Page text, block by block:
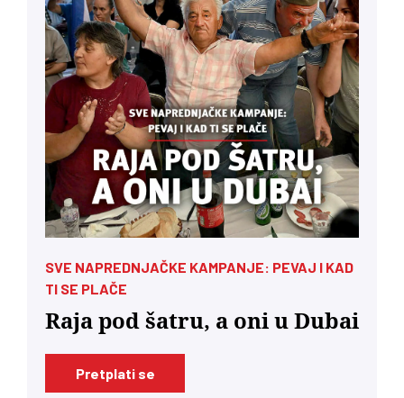
SVE NAPREDNJAČKE KAMPANJE: PEVAJ I KAD
TI SE PLAČE
Raja pod šatru, a oni u Dubai
Pretplati se